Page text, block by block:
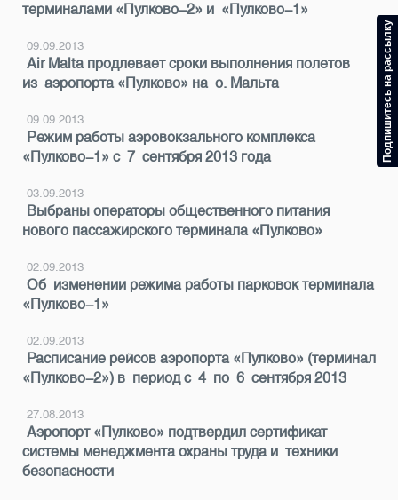
терминалами «Пулково-2» и «Пулково-1»
09.09.2013
Air Malta продлевает сроки выполнения полетов
из аэропорта «Пулково» на о. Мальта
09.09.2013
Режим работы аэровокзального комплекса
«Пулково-1» с 7 сентября 2013 года
03.09.2013
Выбраны операторы общественного питания
нового пассажирского терминала «Пулково»
02.09.2013
Об изменении режима работы парковок терминала
«Пулково-1»
02.09.2013
Расписание рейсов аэропорта «Пулково» (терминал
«Пулково-2») в период с 4 по 6 сентября 2013
27.08.2013
Аэропорт «Пулково» подтвердил сертификат
системы менеджмента охраны труда и техники
безопасности
Подпишитесь на рассылку